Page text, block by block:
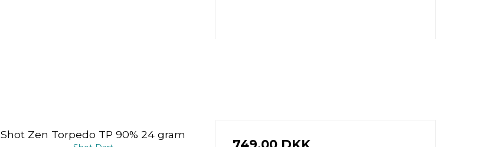
Shot Zen Torpedo TP 90% 24 gram